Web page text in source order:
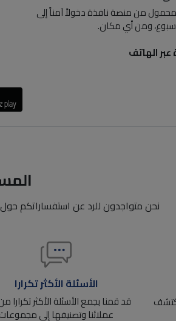
من منصة نافذة دخولاً آمناً إلى
ومن أي مكان.
الهاتف
نحن متواجدون للرد عن استفساراتكم
الأسئلة الأكثر تكرارا
قد قمنا بجمع الأسئلة الأكثر تكرارا
عملائنا وتصنيفها إلى مجموعات